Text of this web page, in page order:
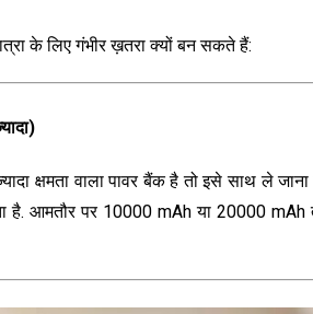
के लिए गंभीर ख़तरा क्यों बन सकते हैं:
वाला पावर बैंक है तो इसे साथ ले जाना
है. आमतौर पर 10000 mAh या 20000